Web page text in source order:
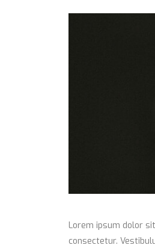
Lorem ipsum dolor
consectetur.